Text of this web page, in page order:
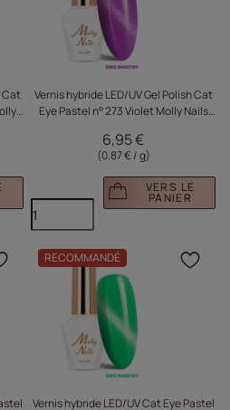
Cat
Vernis hybride LED/UV Gel Polish Cat
Eye Pastel n° 273 Violet Molly Nails
6,95 €
(0,87 € / g)
VERS LE
PANIER
pour ajouter
RECOMMANDÉ
Vernis hybride LED/UV Cat Eye Pastel